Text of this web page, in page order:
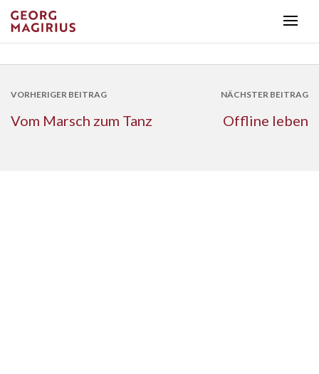
VORHERIGER BEITRAG
Vom Marsch zum Tanz
NÄCHSTER BEITRAG
Offline leben